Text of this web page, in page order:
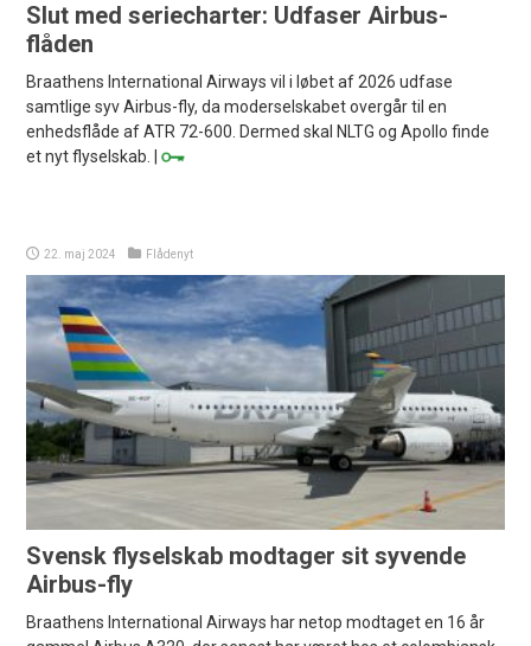
Slut med seriecharter: Udfaser Airbus-
flåden
Braathens International Airways vil i løbet af 2026 udfase
samtlige syv Airbus-fly, da moderselskabet overgår til en
enhedsflåde af ATR 72-600. Dermed skal NLTG og Apollo finde
et nyt flyselskab. |
22. maj 2024 Flådenyt
Svensk flyselskab modtager sit syvende
Airbus-fly
Braathens International Airways har netop modtaget en 16 år